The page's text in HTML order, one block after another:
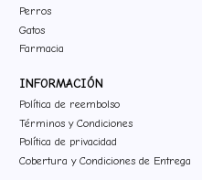
Perros
Gatos
Farmacia
INFORMACIÓN
Política de reembolso
Términos y Condiciones
Política de privacidad
Cobertura y Condiciones de Entrega